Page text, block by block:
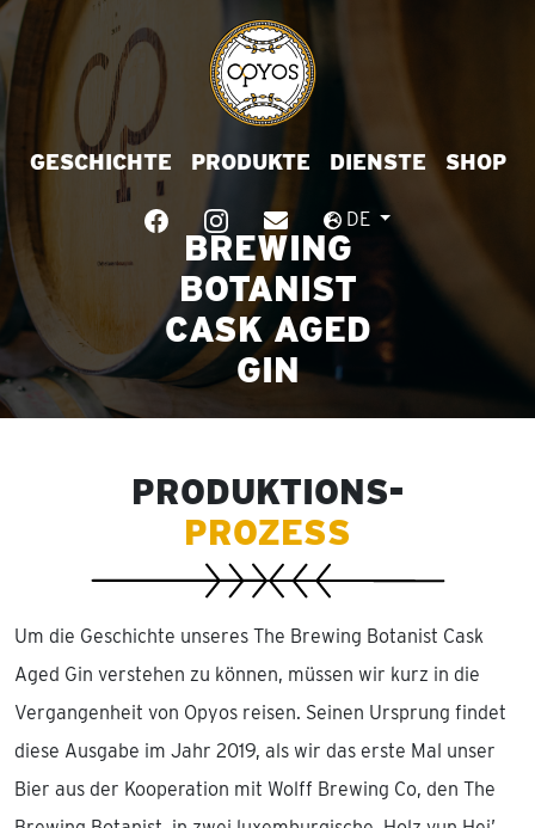
GESCHICHTE PRODUKTE DIENSTE SHOP
DE
BREWING
BOTANIST
CASK AGED
GIN
PRODUKTIONS-
PROZESS
Um die Geschichte unseres The Brewing Botanist Cask
Aged Gin verstehen zu können, müssen wir kurz in die
Vergangenheit von Opyos reisen. Seinen Ursprung findet
diese Ausgabe im Jahr 2019, als wir das erste Mal unser
Bier aus der Kooperation mit Wolff Brewing Co, den The